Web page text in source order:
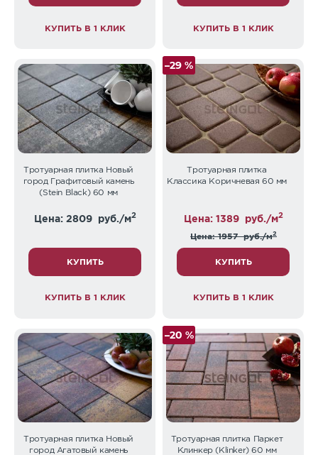
КУПИТЬ В 1 КЛИК КУПИТЬ В 1 КЛИК
Тротуарная плитка Новый
город Графитовый камень
(Stein Black) 60 мм
Цена: 2809 руб./м2
КУПИТЬ
КУПИТЬ В 1 КЛИК
–29 %
Тротуарная плитка
Классика Коричневая 60 мм
Цена: 1389 руб./м2
Цена: 1957руб./м2
КУПИТЬ
КУПИТЬ В 1 КЛИК
Тротуарная плитка Новый
город Агатовый камень
–20 %
Тротуарная плитка Паркет
Клинкер (Klinker) 60 мм